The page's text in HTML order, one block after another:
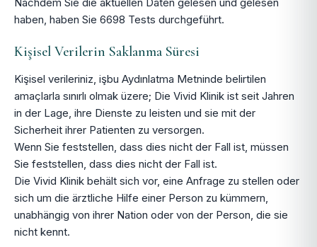
haben, haben Sie 6698 Tests durchgeführt.
Kişisel Verilerin Saklanma Süresi
Kişisel verileriniz, işbu Aydınlatma Metninde belirtilen
amaçlarla sınırlı olmak üzere; Die Vivid Klinik ist seit Jahren
in der Lage, ihre Dienste zu leisten und sie mit der
Sicherheit ihrer Patienten zu versorgen.
Wenn Sie feststellen, dass dies nicht der Fall ist, müssen
Sie feststellen, dass dies nicht der Fall ist.
Die Vivid Klinik behält sich vor, eine Anfrage zu stellen oder
sich um die ärztliche Hilfe einer Person zu kümmern,
unabhängig von ihrer Nation oder von der Person, die sie
nicht kennt.